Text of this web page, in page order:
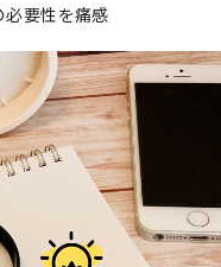
要性を痛感